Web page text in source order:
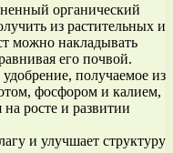
органический
из растительных и
можно накладывать
его почвой.
получаемое из
фосфором и калием,
росте и развитии
и улучшает структуру